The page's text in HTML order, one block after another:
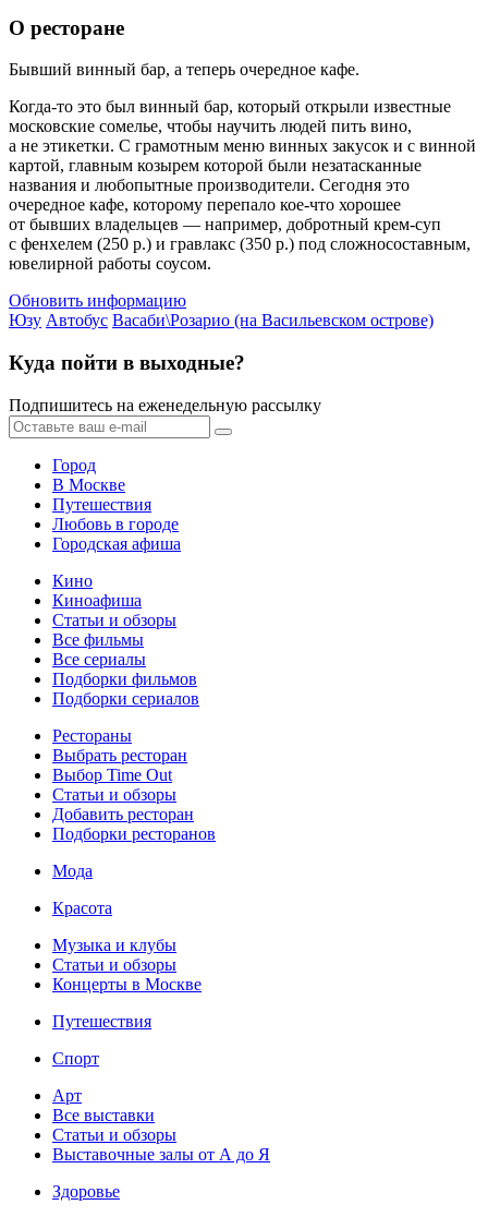
О ресторане
Бывший винный бар, а теперь очередное кафе.
Когда-то это был винный бар, который открыли известные
московские сомелье, чтобы научить людей пить вино,
а не этикетки. С грамотным меню винных закусок и с винной
картой, главным козырем которой были незатасканные
названия и любопытные производители. Сегодня это
очередное кафе, которому перепало кое-что хорошее
от бывших владельцев — например, добротный крем-суп
с фенхелем (250 р.) и гравлакс (350 р.) под сложносоставным,
ювелирной работы соусом.
Обновить информацию
Юзу Автобус Васаби\Розарио (на Васильевском острове)
Куда пойти в выходные?
Подпишитесь на еженедельную рассылку
Город
В Москве
Путешествия
Любовь в городе
Городская афиша
Кино
Киноафиша
Статьи и обзоры
Все фильмы
Все сериалы
Подборки фильмов
Подборки сериалов
Рестораны
Выбрать ресторан
Выбор Time Out
Статьи и обзоры
Добавить ресторан
Подборки ресторанов
Мода
Красота
Музыка и клубы
Статьи и обзоры
Концерты в Москве
Путешествия
Спорт
Арт
Все выставки
Статьи и обзоры
Выставочные залы от А до Я
Здоровье